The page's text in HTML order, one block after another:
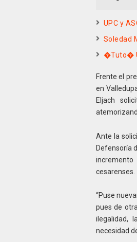
UPC y
Soledad
�Tuto�
Frente el
en
Eljach
Ante la
Defensoría
cesarenses.
“Puse
pues de
ilegalidad,
necesidad